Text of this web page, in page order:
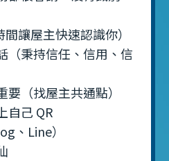
讓屋主快速認識你）
（秉持信任、信用、信
要（找屋主共通點）
自己 QR
、Line）